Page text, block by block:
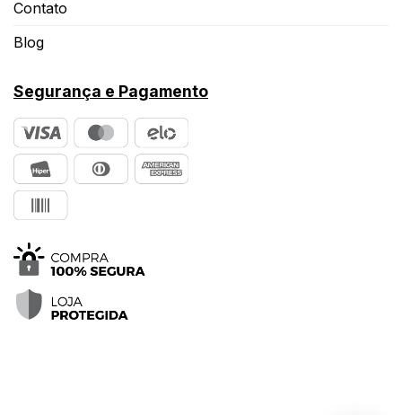
Contato
Blog
Segurança e Pagamento